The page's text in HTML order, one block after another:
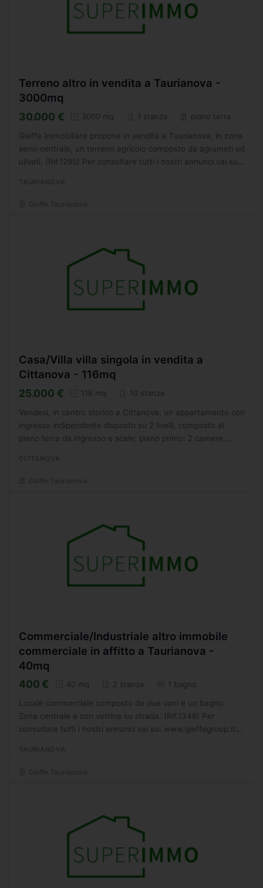
Terreno altro in vendita a Taurianova -
3000mq
30.000 € 3000 mq 1 stanza piano terra
Gieffe Immobiliare propone in vendita a Taurianova, in zona
semi-centrale, un terreno agricolo composto da agrumeti ed
uliveti. (Rif.1295) Per consultare tutti i nostri annunci vai su:
Casa/Villa villa singola in vendita a
Cittanova - 116mq
25.000 € 116 mq 10 stanze
Vendesi, in centro storico a Cittanova, un appartamento con
ingresso indipendente disposto su 2 livelli, composto al
piano terra da ingresso e scale; piano primo: 2 camere;
Commerciale/Industriale altro immobile
commerciale in affitto a Taurianova -
40mq
400 € 40 mq 2 stanze 1 bagno
Locale commerciale composto da due vani e un bagno.
Zona centrale e con vetrina su strada. (Rif.1348) Per
consultare tutti i nostri annunci vai su: www.gieffegroup.it